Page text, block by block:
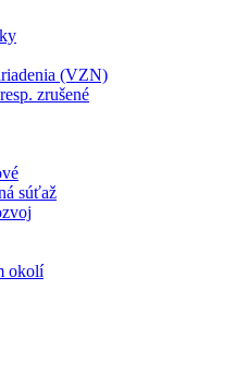
(VZN)
zrušené
súťaž
okolí